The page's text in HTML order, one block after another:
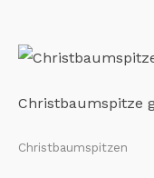
Christbaumspitze
Christbaumspitzen